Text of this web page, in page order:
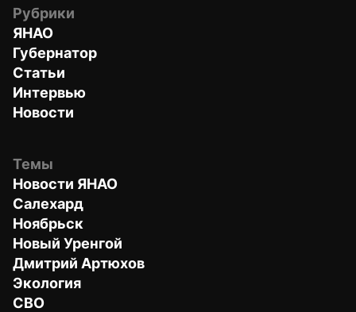
Рубрики
ЯНАО
Губернатор
Статьи
Интервью
Новости
Темы
Новости ЯНАО
Салехард
Ноябрьск
Новый Уренгой
Дмитрий Артюхов
Экология
СВО